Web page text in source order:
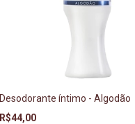
Desodorante íntimo - Algodão
R$44,00